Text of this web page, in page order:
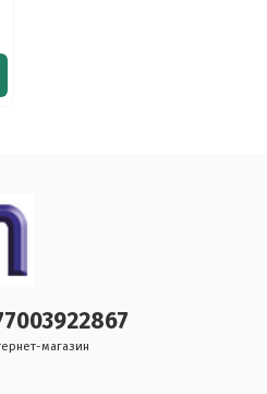
магазин